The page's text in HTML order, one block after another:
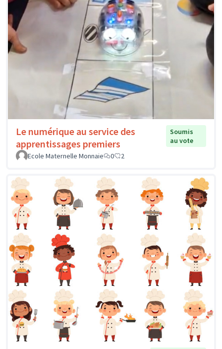
Le numérique au service des
apprentissages premiers
Soumis
au vote
Ecole Maternelle Monnaie
0 2